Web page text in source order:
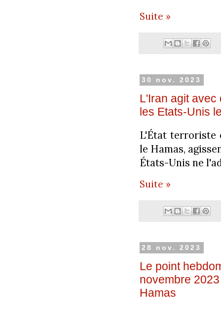
Suite »
30 nov. 2023
L'Iran agit
les Etats-Unis
L'État terroriste
le Hamas,
États-Unis ne
Suite »
28 nov. 2023
Le point
novembre
Hamas